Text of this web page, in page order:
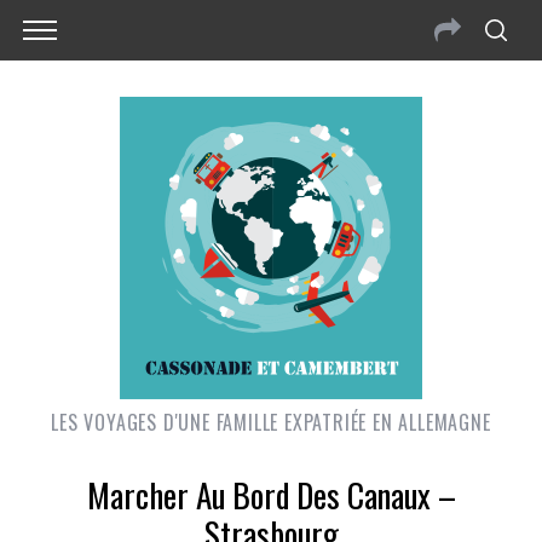
LES VOYAGES D'UNE FAMILLE EXPATRIÉE EN ALLEMAGNE
Marcher Au Bord Des Canaux –